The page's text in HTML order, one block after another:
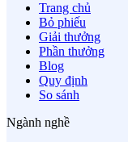
Trang chủ
Bỏ phiếu
Giải thưởng
Phần thưởng
Blog
Quy định
So sánh
Ngành nghề